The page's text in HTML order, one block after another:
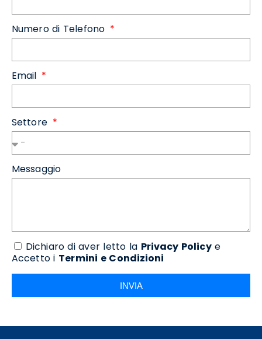
Numero di Telefono
Email
Settore
Messaggio
Dichiaro di aver letto la Privacy Policye
Accetto i Termini e Condizioni
INVIA